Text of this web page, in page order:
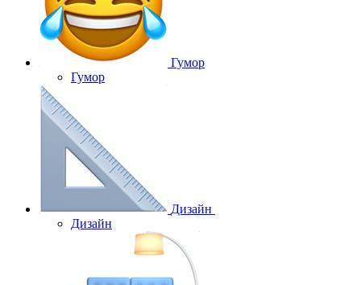
Гумор
Гумор
Дизайн
Дизайн